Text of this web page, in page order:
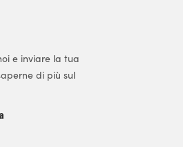
e inviare la tua
di più sul